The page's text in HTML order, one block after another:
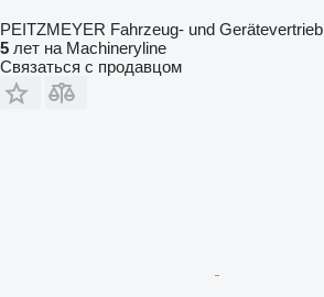
PEITZMEYER Fahrzeug- und Gerätevertrieb
5 лет на Machineryline
Связаться с продавцом